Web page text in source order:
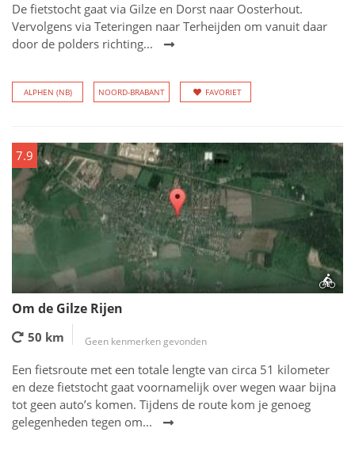
De fietstocht gaat via Gilze en Dorst naar Oosterhout.
Vervolgens via Teteringen naar Terheijden om vanuit daar
door de polders richting...
ALPHEN (NB) NOORD-BRABANT FAVORIET
7.9
Om de Gilze Rijen
50 km Geen kenmerken gevonden
Een fietsroute met een totale lengte van circa 51 kilometer
en deze fietstocht gaat voornamelijk over wegen waar bijna
tot geen auto’s komen. Tijdens de route kom je genoeg
gelegenheden tegen om...